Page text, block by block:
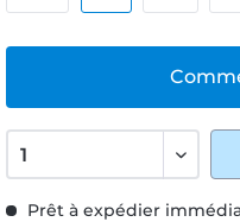
Prêt à expédier